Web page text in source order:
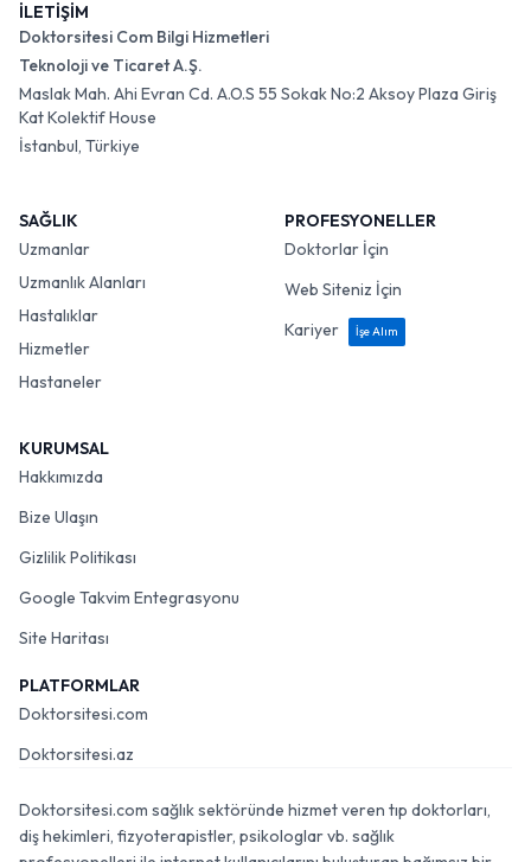
İLETİŞİM
Doktorsitesi Com Bilgi Hizmetleri
Teknoloji ve Ticaret A.Ş.
Maslak Mah. Ahi Evran Cd. A.O.S 55 Sokak No:2 Aksoy Plaza Giriş
Kat Kolektif House
İstanbul, Türkiye
SAĞLIK
Uzmanlar
Uzmanlık Alanları
Hastalıklar
Hizmetler
Hastaneler
PROFESYONELLER
Doktorlar İçin
Web Siteniz İçin
Kariyer
İşe Alım
KURUMSAL
Hakkımızda
Bize Ulaşın
Gizlilik Politikası
Google Takvim Entegrasyonu
Site Haritası
PLATFORMLAR
Doktorsitesi.com
Doktorsitesi.az
Doktorsitesi.com sağlık sektöründe hizmet veren tıp doktorları,
diş hekimleri, fizyoterapistler, psikologlar vb. sağlık